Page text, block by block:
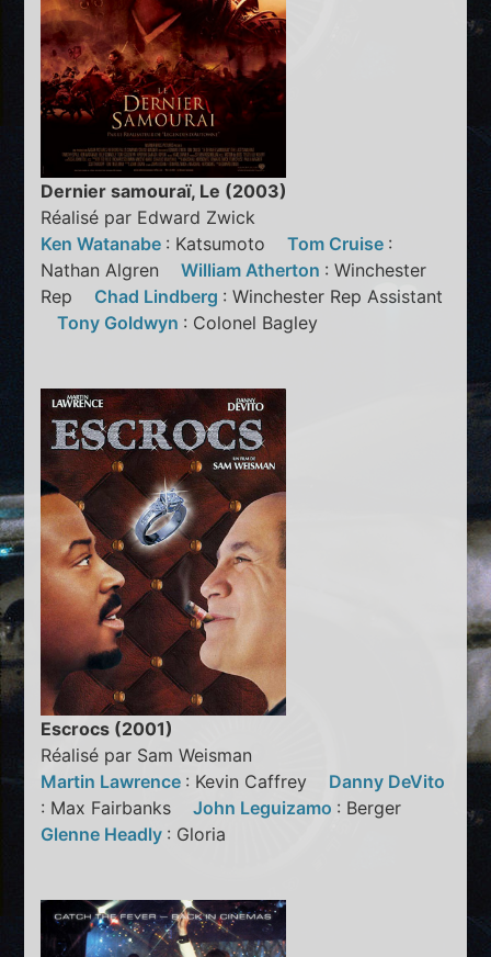
Dernier samouraï, Le (2003)
Réalisé par Edward Zwick
Ken Watanabe : KatsumotoTom Cruise :
Nathan AlgrenWilliam Atherton : Winchester
Rep Chad Lindberg : Winchester Rep Assistant
Tony Goldwyn : Colonel Bagley
Escrocs (2001)
Réalisé par Sam Weisman
Martin Lawrence : Kevin Caffrey Danny DeVito
: Max FairbanksJohn Leguizamo : Berger
Glenne Headly : Gloria